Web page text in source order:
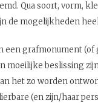
Qua soort, vorm,
de mogelijkheden
een grafmonument
moeilijke beslissing
het zo worden
(en zijn/haar